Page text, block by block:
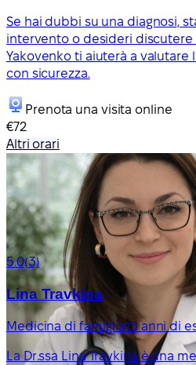
Se hai dubbi su una diagnosi,
intervento o desideri discutere
Yakovenko ti aiuterà a
con sicurezza.
Prenota una visita online
€72
Altri orari
5.0(3)
Lina Travkina
Medicina di famiglia13 anni di
La Dr.ssa Lina Travkina è una